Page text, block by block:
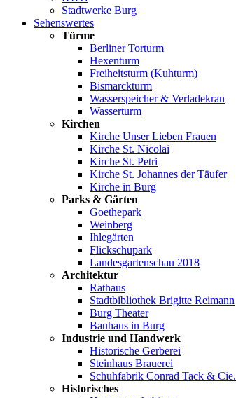
Stadtwerke Burg
Sehenswertes
Türme
Berliner Torturm
Hexenturm
Freiheitsturm (Kuhturm)
Bismarckturm
Wasserspeicher & Verladekran
Wasserturm
Kirchen
Kirche Unser Lieben Frauen
Kirche St. Nicolai
Kirche St. Petri
Kirche St. Johannes der Täufer
Kirche in Burg
Parks & Gärten
Goethepark
Weinberg
Ihlegärten
Flickschupark
Landesgartenschau 2018
Architektur
Rathaus
Stadtbibliothek Brigitte Reimann
Burg Theater
Bauhaus in Burg
Industrie und Handwerk
Historische Gerberei
Steinhaus Brauerei
Schuhfabrik Conrad Tack & Cie.
Historisches